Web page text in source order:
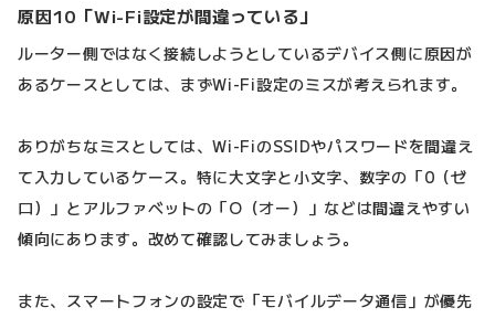
原因10「Wi-Fi設定が間違っている」
ルーター側ではなく接続しようとしているデバイス側に原因が
あるケースとしては、まずWi-Fi設定のミスが考えられます。
ありがちなミスとしては、Wi-FiのSSIDやパスワードを間違え
て入力しているケース。特に大文字と小文字、数字の「0（ゼ
ロ）」とアルファベットの「O（オー）」などは間違えやすい
傾向にあります。改めて確認してみましょう。
また、スマートフォンの設定で「モバイルデータ通信」が優先